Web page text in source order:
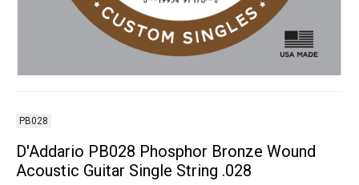
PB028
D'Addario PB028 Phosphor Bronze Wound
Acoustic Guitar Single String .028